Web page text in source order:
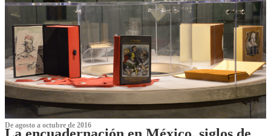
De agosto a octubre de 2016